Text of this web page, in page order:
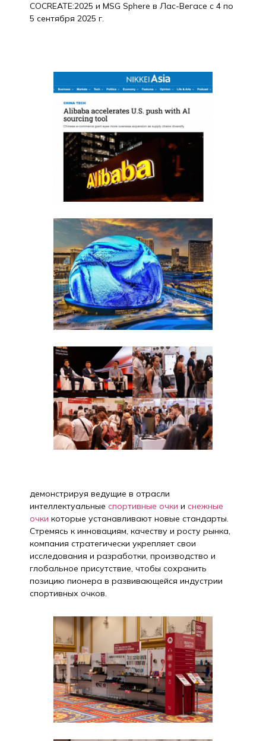
COCREATE:2025 и MSG Sphere в Лас-Вегасе с 4 по
5 сентября 2025 г.
демонстрируя ведущие в отрасли
интеллектуальные спортивные очки и снежные
очки которые устанавливают новые стандарты.
Стремясь к инновациям, качеству и росту рынка,
компания стратегически укрепляет свои
исследования и разработки, производство и
глобальное присутствие, чтобы сохранить
позицию пионера в развивающейся индустрии
спортивных очков.